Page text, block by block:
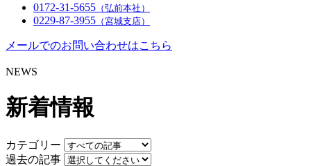
0172-31-5655 （弘前本社）
0229-87-3955 （宮城支店）
メールでのお問い合わせはこちら
NEWS
新着情報
カテゴリー
過去の記事